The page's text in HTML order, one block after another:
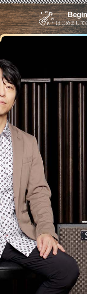
はじめまして